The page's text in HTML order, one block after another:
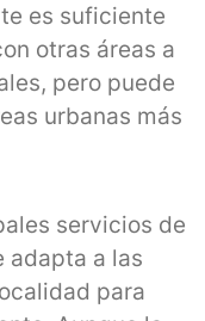
es suficiente
otras áreas a
pero puede
urbanas más
servicios de
adapta a las
para